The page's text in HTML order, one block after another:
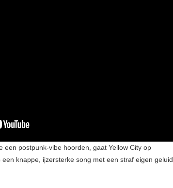
een postpunk-vibe hoorden, gaat Yellow City op
knappe, ijzersterke song met een straf eigen geluid.